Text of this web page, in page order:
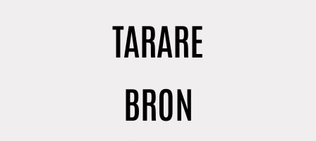
TARARE
BRON